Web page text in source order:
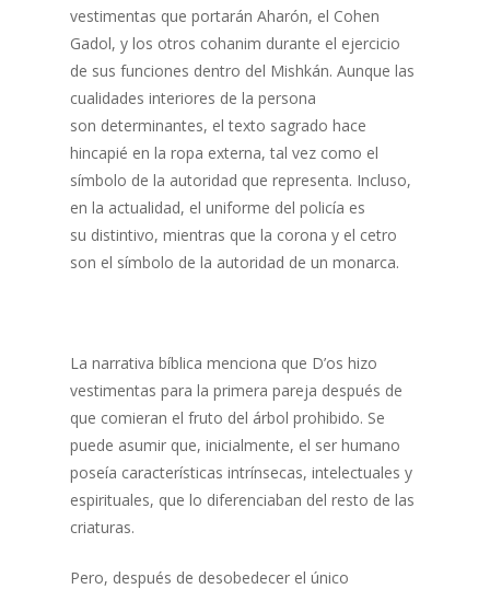
vestimentas que portarán Aharón, el Cohen
Gadol, y los otros cohanim durante el ejercicio
de sus funciones dentro del Mishkán. Aunque las
cualidades interiores de la persona
son determinantes, el texto sagrado hace
hincapié en la ropa externa, tal vez como el
símbolo de la autoridad que representa. Incluso,
en la actualidad, el uniforme del policía es
su distintivo, mientras que la corona y el cetro
son el símbolo de la autoridad de un monarca.
La narrativa bíblica menciona que D’os hizo
vestimentas para la primera pareja después de
que comieran el fruto del árbol prohibido. Se
puede asumir que, inicialmente, el ser humano
poseía características intrínsecas, intelectuales y
espirituales, que lo diferenciaban del resto de las
criaturas.
Pero, después de desobedecer el único